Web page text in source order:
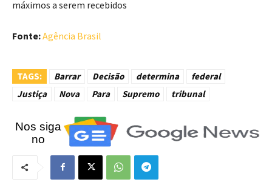
máximos a serem recebidos
Fonte:Agência Brasil
TAGS: Barrar Decisão determina
federal
Justiça
Nova Para Supremo tribunal
Nos siga
no